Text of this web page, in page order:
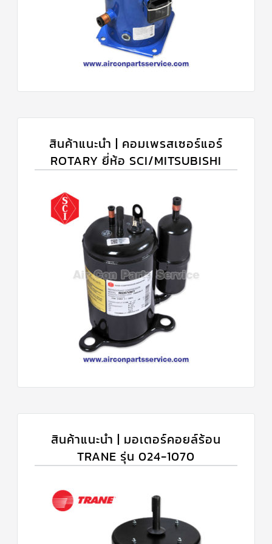
สินค้าแนะนำ | คอมเพรสเซอร์แอร์
ROTARY ยี่ห้อ SCI/MITSUBISHI
สินค้าแนะนำ | มอเตอร์คอยล์ร้อน
TRANE รุ่น 024-1070